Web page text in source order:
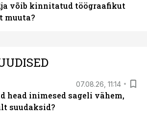
võib kinnitatud töögraafikut
muuta?
07.08.26, 11:14
head inimesed sageli vähem,
suudaksid?